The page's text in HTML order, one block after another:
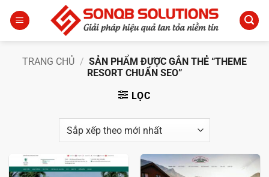
qua
TRANG CHỦ / SẢN PHẨM ĐƯỢC GẮN THẺ “THEME
RESORT CHUẨN SEO”
LỌC